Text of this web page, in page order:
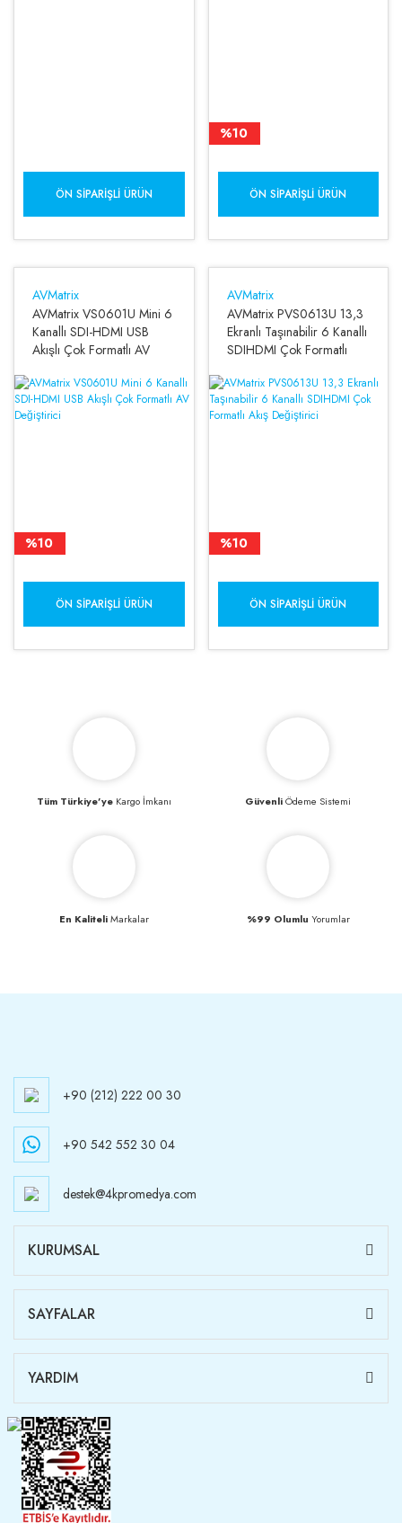
ÖN SIPARIŞLI ÜRÜN
%10
ÖN SIPARIŞLI ÜRÜN
AVMatrix
AVMatrix VS0601U Mini 6
Kanallı SDI-HDMI USB
Akışlı Çok Formatlı AV
%10
ÖN SIPARIŞLI ÜRÜN
AVMatrix
AVMatrix PVS0613U 13,3
Ekranlı Taşınabilir 6 Kanallı
SDIHDMI Çok Formatlı
%10
ÖN SIPARIŞLI ÜRÜN
Tüm Türkiye’yeKargo İmkanı GüvenliÖdeme Sistemi
En KaliteliMarkalar %99 Olumlu Yorumlar
+90 (212) 222 00 30
+90 542 552 30 04
destek@4kpromedya.com
KURUMSAL
SAYFALAR
YARDIM